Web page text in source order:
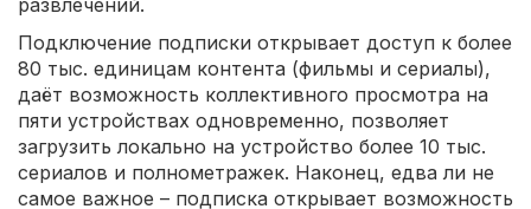
развлечений.
Подключение подписки открывает доступ к более
80 тыс. единицам контента (фильмы и сериалы),
даёт возможность коллективного просмотра на
пяти устройствах одновременно, позволяет
загрузить локально на устройство более 10 тыс.
сериалов и полнометражек. Наконец, едва ли не
самое важное – подписка открывает возможность